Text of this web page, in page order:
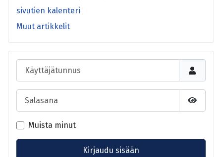
sivutien kalenteri
Muut artikkelit
Käyttäjätunnus
Salasana
Näytä
Muista minut
Kirjaudu sisään